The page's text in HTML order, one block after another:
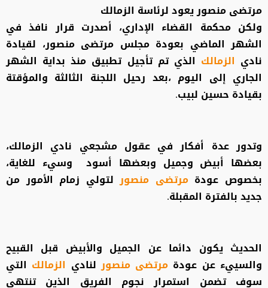
مرتضى منصور يعود لرئاسة الزمالك
ولكن محكمة القضاء الإداري، أصدرت قرار نافذ في
الشهر الماضي بعودة مجلس مرتضى منصور، لقيادة
نادي الزمالك الذي تم تأجيل تطبيق منذ بداية الشهر
الجاري إلى اليوم ،بعد رحيل اللجنة الثالثة والمؤقتة
بقيادة حسين لبيب.
وتدور عدة أفكار في عقول مشجعي نادي الزمالك،
بعضها أبيض وجميل وبعضها أسود وسيء للغاية،
بخصوص عودة مرتضى منصور لتولي زمام الأمور من
جديد بالفترة المقبلة.
الحديث يكون دائما عن الجميل والأبيض قبل القبيح
والسييء عن عودة مرتضى منصور لنادي الزمالك التي
سوف تضمن استمرار نجوم الفريق الذين تنتهي